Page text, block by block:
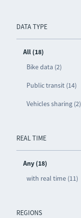
DATA TYPE
All (18)
Bike data (2)
Public transit (14)
Vehicles sharing (2)
REAL TIME
Any (18)
with real time (11)
REGIONS